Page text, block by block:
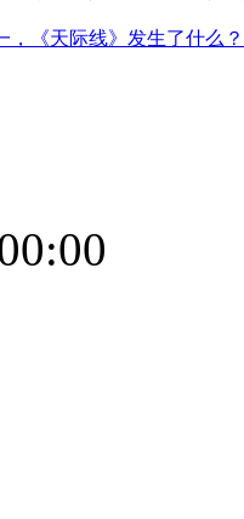
《天际线》发生了什么？